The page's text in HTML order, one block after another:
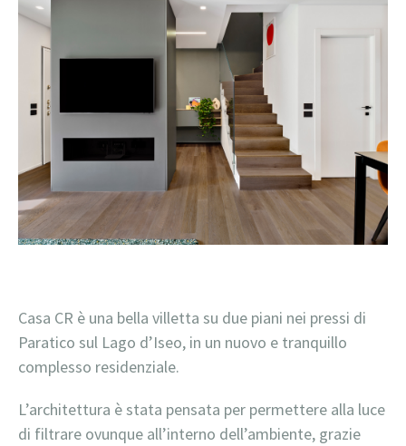
Casa CR è una bella villetta su due piani nei pressi di
Paratico sul Lago d’Iseo, in un nuovo e tranquillo
complesso residenziale.
L’architettura è stata pensata per permettere alla luce
di filtrare ovunque all’interno dell’ambiente, grazie